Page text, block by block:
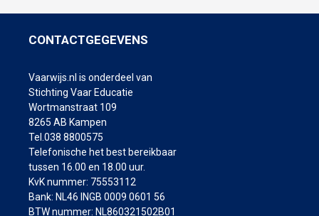
CONTACTGEGEVENS
Vaarwijs.nl is onderdeel van
Stichting Vaar Educatie
Wortmanstraat 109
8265 AB Kampen
Tel.038 8800575
Telefonische het best bereikbaar
tussen 16.00 en 18.00 uur.
KvK nummer: 75553112
Bank: NL46 INGB 0009 0601 56
BTW nummer: NL860321502B01